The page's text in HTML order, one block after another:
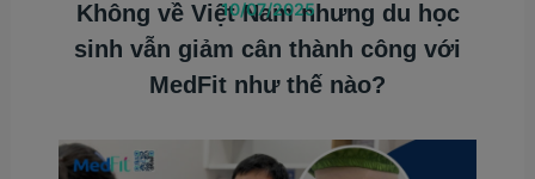
Không về Việt Nam nhưng du học
sinh vẫn giảm cân thành công với
MedFit như thế nào?
10/07/2025